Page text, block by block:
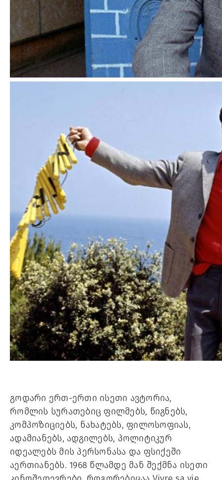
გოდარი ერთ-ერთი ისეთი ავტორია,
რომლის სურათებიც ფილმებს, წიგნებს,
კომპოზიციებს, ნახატებს, ფილოსოფიას,
ადამიანებს, ადგილებს, პოლიტიკურ
იდეალებს მის პერსონასა და ფსიქეში
აერთიანებს. 1968 წლამდე მან შექმნა ისეთი